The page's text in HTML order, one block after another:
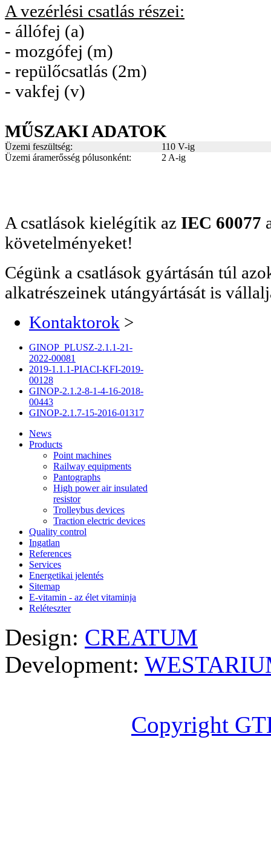
A vezérlési csatlás részei:
- állófej (a)
- mozgófej (m)
- repülőcsatlás (2m)
- vakfej (v)
MŰSZAKI ADATOK
Üzemi feszültség:
110 V-ig
Üzemi áramerősség pólusonként:
2 A-ig
A csatlások kielégítik az IEC 60077
követelményeket!
Cégünk a csatlások gyártásán túl
alkatrészeinek utángyártását is
Kontaktorok >
GINOP_PLUSZ-2.1.1-21-
2022-00081
2019-1.1.1-PIACI-KFI-2019-
00128
GINOP-2.1.2-8-1-4-16-2018-
00443
GINOP-2.1.7-15-2016-01317
News
Products
Point machines
Railway equipments
Pantographs
High power air insulated
resistor
Trolleybus devices
Traction electric devices
Quality control
Ingatlan
References
Services
Energetikai jelentés
Sitemap
E-vitamin - az élet vitaminja
Reléteszter
Design: CREATUM
Development:
Copyright